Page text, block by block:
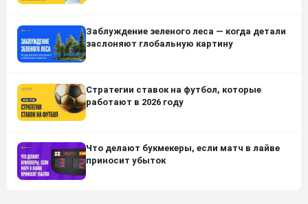
Заблуждение зеленого леса — когда детали
заслоняют глобальную картину
Стратегии ставок на футбол, которые
работают в 2026 году
Что делают букмекеры, если матч в лайве
приносит убыток